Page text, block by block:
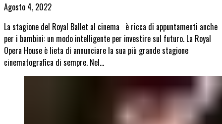
Agosto 4, 2022
La stagione del Royal Ballet al cinema è ricca di appuntamenti anche
per i bambini: un modo intelligente per investire sul futuro. La Royal
Opera House è lieta di annunciare la sua più grande stagione
cinematografica di sempre. Nel…